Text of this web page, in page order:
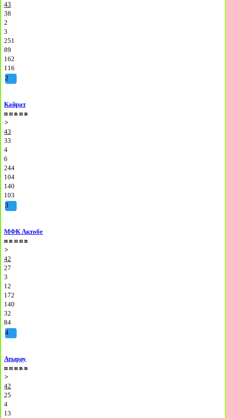
43
38
2
3
251
89
162
116
2
Кайрат
п п в п в
>
43
33
4
6
244
104
140
103
3
МФК Актобе
н в п п в
>
42
27
3
12
172
140
32
84
4
Атырау
п п н в в
>
42
25
4
13